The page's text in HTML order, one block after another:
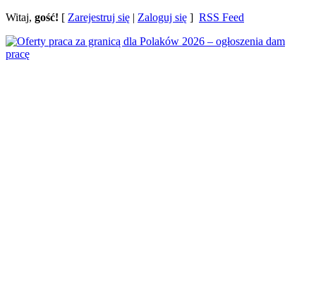
Witaj, gość! [ Zarejestruj się | Zaloguj się ] RSS Feed